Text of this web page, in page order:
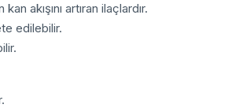
akışını artıran ilaçlardır.
edilebilir.